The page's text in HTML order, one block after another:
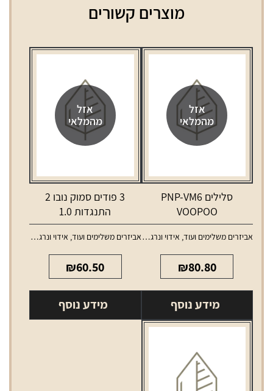
מוצרים קשורים
אזל
מהמלאי
סלילים PNP-VM6
VOOPOO
אביזרים משלימים ועוד, אידוי ונרגילות ,סלילים וסוללות למכשירי אידוי
₪80.80
מידע נוסף
אזל
מהמלאי
3 פודים סמוק נובו 2
התנגדות 1.0
אביזרים משלימים ועוד, אידוי ונרגילות
₪60.50
מידע נוסף